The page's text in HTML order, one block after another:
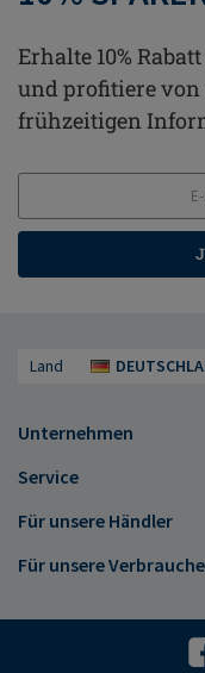
Erhalte 10%
und profitiere
frühzeitigen
Land
Unternehmen
Service
Für unsere Händler
Für unsere